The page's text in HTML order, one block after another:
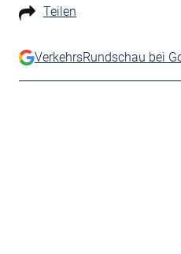
Teilen
VerkehrsRundschau bei